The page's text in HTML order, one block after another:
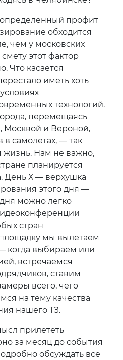
профит
обходится
чем у московских
этот фактор
Что касается
иметь хоть
технологий.
перемещаясь
Москвой и Вероной,
в самолетах, — так
жизнь. Нам не важно,
планируется
День Х — верхушка
этого дня —
можно легко
стран
мы вылетаем
когда выбираем или
встречаемся
ставим
всего, чего
на тему качества
нашего ТЗ.
прилететь
за месяц до события
обсуждать все